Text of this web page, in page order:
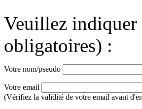
Veuillez indiquer
obligatoires) :
Votre nom/pseudo
Votre email
(Vérifiez la validité de votre email avant